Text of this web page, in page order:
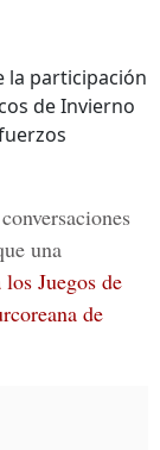
la participación
de Invierno
una
Juegos de
de